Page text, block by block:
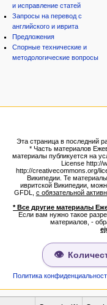
и исправление статей
Запросы на перевод с
английского и иврита
Предложения
Спорные технические и
методологические вопросы
Версия
для
Постоянная
ссылка
Сведения
о странице
категории
Народ
Проекты
Проекты/Участники/
дополнения
Публикации:Авторы
Публикации:Статьи по типу
Темы
ежевиковый куст
ЕжеВиКа,Еврейская Вики-
ЕжеВиКа-ТаНаХ
ЕжеВиКа-Публикации
ЕжеВиКа-Книги (бумажные и
электронные), аудиокурсы,
Эта страница в последний
* Часть материалов
материалы публикуется на
License http://
http://creativecommons.org/
Википедии. Те
ивритской Википедии,
GFDL, с обязательной
* Все другие материалы
Если вам нужно такое
материалов, -
Политика